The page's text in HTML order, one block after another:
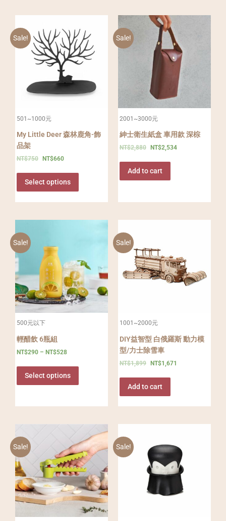
Sale!
501~1000元
My Little Deer 森林鹿角-飾
品架
NT$750 NT$660
Select options
Sale!
2001~3000元
紳士衛生紙盒 車用款 深棕
NT$2,880 NT$2,534
Add to cart
Sale!
500元以下
輕醋飲 6瓶組
NT$290– NT$528
Select options
Sale!
1001~2000元
DIY益智型 白俄羅斯 動力模
型/力士除雪車
NT$1,899 NT$1,671
Add to cart
Sale! Sale!